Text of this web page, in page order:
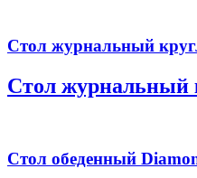
Стол журнальный
Стол журнальный
Стол обеденный